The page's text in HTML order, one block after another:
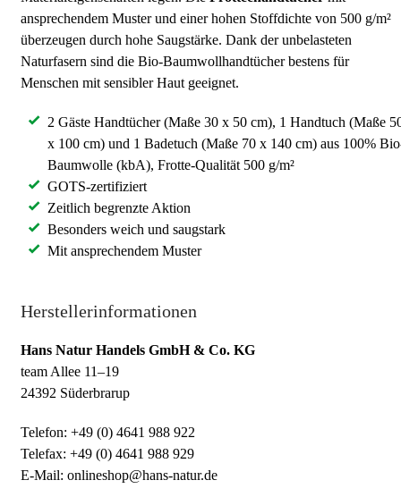
ansprechendem Muster und einer hohen Stoffdichte von 500 g/m²
überzeugen durch hohe Saugstärke. Dank der unbelasteten
Naturfasern sind die Bio-Baumwollhandtücher bestens für
Menschen mit sensibler Haut geeignet.
2 Gäste Handtücher (Maße 30 x 50 cm), 1 Handtuch (Maße
x 100 cm) und 1 Badetuch (Maße 70 x 140 cm) aus 100%
Baumwolle (kbA), Frotte-Qualität 500 g/m²
GOTS-zertifiziert
Zeitlich begrenzte Aktion
Besonders weich und saugstark
Mit ansprechendem Muster
Herstellerinformationen
Hans Natur Handels GmbH & Co. KG
team Allee 11–19
24392 Süderbrarup
Telefon: +49 (0) 4641 988 922
Telefax: +49 (0) 4641 988 929
E-Mail: onlineshop@hans-natur.de